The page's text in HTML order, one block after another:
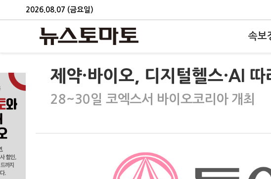
2026.08.07 (금요일)
속보
제약·바이오, 디지털헬스·AI 따
28~30일 코엑스서 바이오코리아 개최